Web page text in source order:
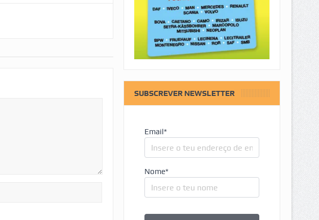
SUBSCREVER NEWSLETTER
Email*
Nome*